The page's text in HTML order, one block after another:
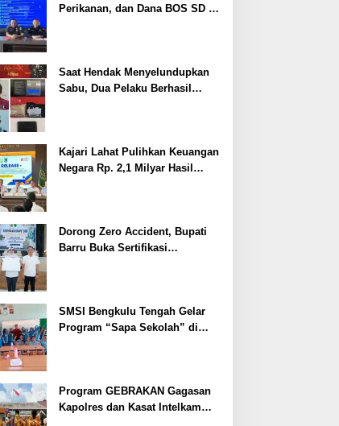
Perikanan, dan Dana BOS SD –
Saat Hendak Menyelundupkan
Sabu, Dua Pelaku Berhasil
Kajari Lahat Pulihkan Keuangan
Negara Rp. 2,1 Milyar Hasil
Dorong Zero Accident, Bupati
Barru Buka Sertifikasi
SMSI Bengkulu Tengah Gelar
Program “Sapa Sekolah” di
Program GEBRAKAN Gagasan
Kapolres dan Kasat Intelkam